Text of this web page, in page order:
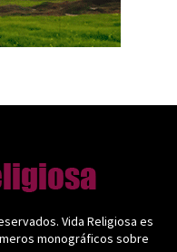
Vida Religiosa es
monográficos sobre